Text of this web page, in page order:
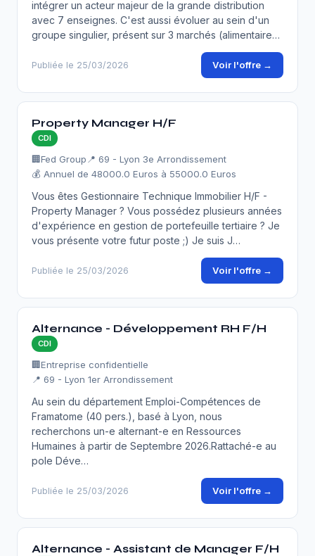
intégrer un acteur majeur de la grande distribution
avec 7 enseignes. C'est aussi évoluer au sein d'un
groupe singulier, présent sur 3 marchés (alimentaire…
Publiée le 25/03/2026 Voir l'offre →
Property Manager H/F
CDI
🏢Fed Group 📍 69 - Lyon 3e Arrondissement
💰 Annuel de 48000.0 Euros à 55000.0 Euros
Vous êtes Gestionnaire Technique Immobilier H/F -
Property Manager ? Vous possédez plusieurs années
d'expérience en gestion de portefeuille tertiaire ? Je
vous présente votre futur poste ;) Je suis J…
Publiée le 25/03/2026 Voir l'offre →
Alternance - Développement RH F/H
CDI
🏢Entreprise confidentielle
📍 69 - Lyon 1er Arrondissement
Au sein du département Emploi-Compétences de
Framatome (40 pers.), basé à Lyon, nous
recherchons un-e alternant-e en Ressources
Humaines à partir de Septembre 2026.Rattaché-e au
pole Déve…
Publiée le 25/03/2026 Voir l'offre →
Alternance - Assistant de Manager F/H